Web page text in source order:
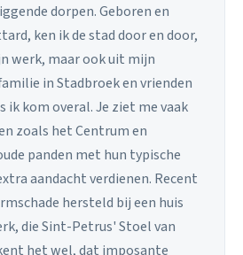
dorpen. Geboren en
ken ik de stad door en door,
werk, maar ook uit mijn
in Stadbroek en vrienden
ik kom overal. Je ziet me vaak
zoals het Centrum en
panden met hun typische
aandacht verdienen. Recent
hersteld bij een huis
die Sint-Petrus' Stoel van
het wel, dat imposante